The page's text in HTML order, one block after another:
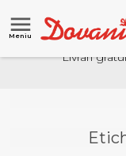
Meniu
Livrari